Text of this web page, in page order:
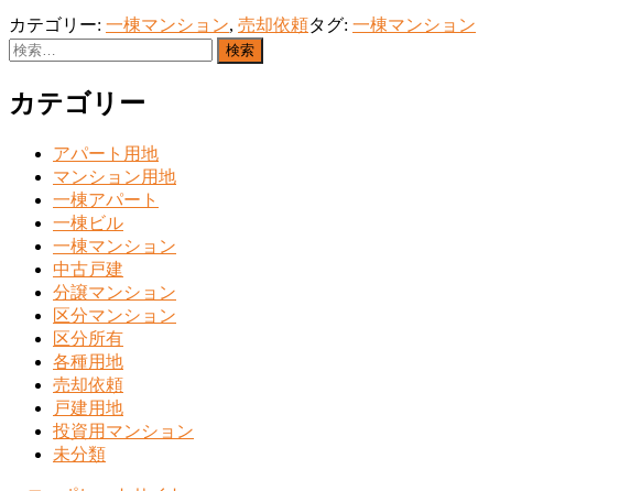
カテゴリー: 一棟マンション, 売却依頼タグ: 一棟マンション
検
カテゴリー
アパート用地
マンション用地
一棟アパート
一棟ビル
一棟マンション
中古戸建
分譲マンション
区分マンション
区分所有
各種用地
売却依頼
戸建用地
投資用マンション
未分類